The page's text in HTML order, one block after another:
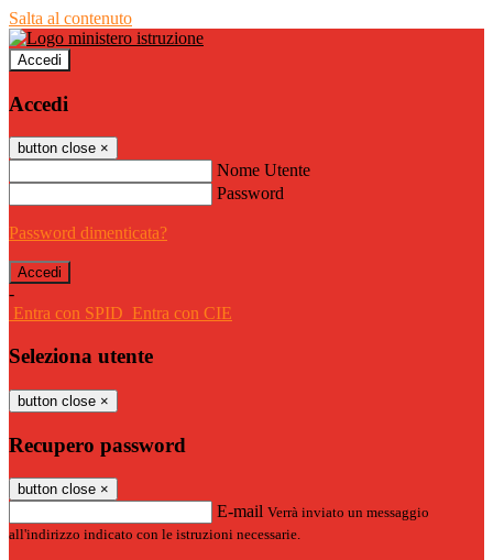
Salta al contenuto
Accedi
Accedi
button close ×
Nome Utente
Password
Password dimenticata?
-
Entra con SPID Entra con CIE
Seleziona utente
button close ×
Recupero password
button close ×
E-mail Verrà inviato un messaggio
all'indirizzo indicato con le istruzioni necessarie.